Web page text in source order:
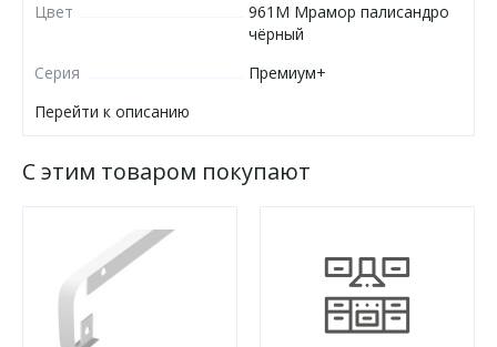
Цвет
961М Мрамор палисандро
чёрный
Серия
Премиум+
Перейти к описанию
С этим товаром покупают